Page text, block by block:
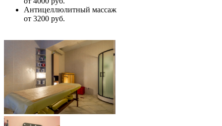
Антицеллюлитный массаж
от 3200 руб.